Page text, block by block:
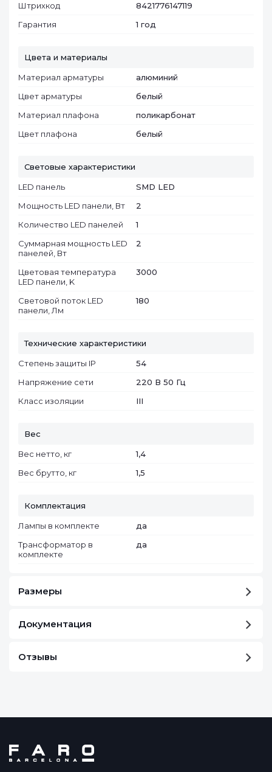
Штрихкод
8421776147119
Гарантия
1 год
Цвета и материалы
Материал арматуры
алюминий
Цвет арматуры
белый
Материал плафона
поликарбонат
Цвет плафона
белый
Световые характеристики
LED панель
SMD LED
Мощность LED панели, Вт
2
Количество LED панелей
1
Суммарная мощность LED
панелей, Вт
2
Цветовая температура
LED панели, K
3000
Световой поток LED
панели, Лм
180
Технические характеристики
Степень защиты IP
54
Напряжение сети
220 В 50 Гц
Класс изоляции
III
Вес
Вес нетто, кг
1,4
Вес брутто, кг
1,5
Комплектация
Лампы в комплекте
да
Трансформатор в
комплекте
да
Размеры
Документация
Отзывы